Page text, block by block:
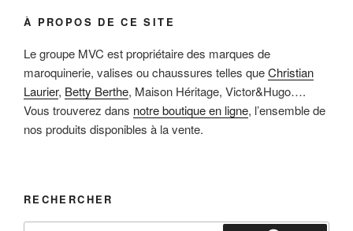
À PROPOS DE CE SITE
Le groupe MVC est propriétaire des marques de
maroquinerie, valises ou chaussures telles queChristian
Laurier, Betty Berthe, Maison Héritage, Victor&Hugo….
Vous trouverez dans notre boutique en ligne, l’ensemble de
nos produits disponibles à la vente.
RECHERCHER